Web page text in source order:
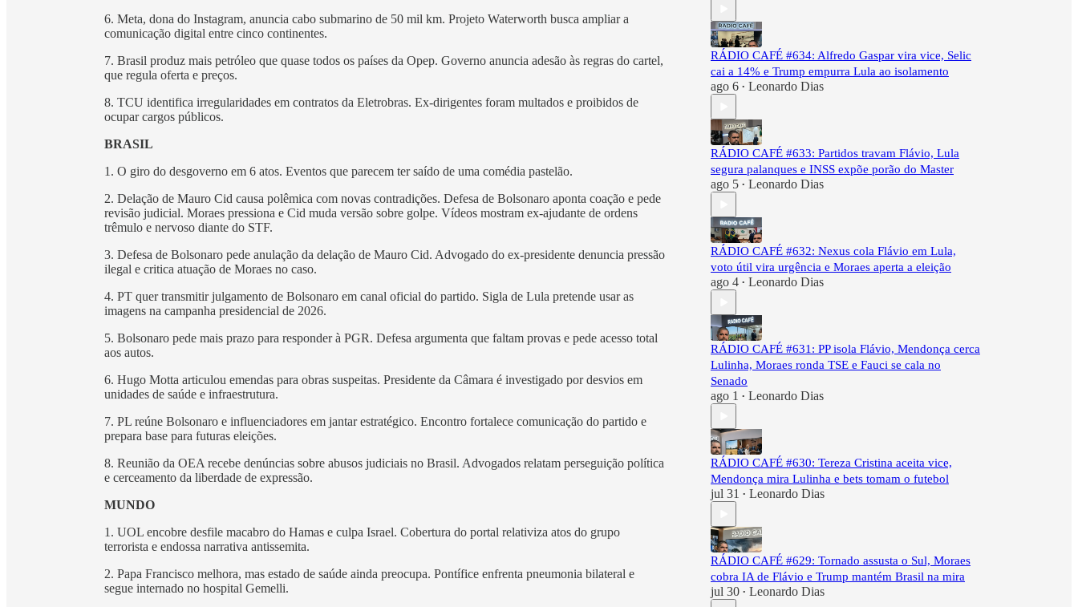
6. Meta, dona do Instagram, anuncia cabo submarino de 50 mil km. Projeto Waterworth busca ampliar a
comunicação digital entre cinco continentes.
7. Brasil produz mais petróleo que quase todos os países da Opep. Governo anuncia adesão às regras do cartel,
que regula oferta e preços.
8. TCU identifica irregularidades em contratos da Eletrobras. Ex-dirigentes foram multados e proibidos de
ocupar cargos públicos.
BRASIL
1. O giro do desgoverno em 6 atos. Eventos que parecem ter saído de uma comédia pastelão.
2. Delação de Mauro Cid causa polêmica com novas contradições. Defesa de Bolsonaro aponta coação e pede
revisão judicial. Moraes pressiona e Cid muda versão sobre golpe. Vídeos mostram ex-ajudante de ordens
trêmulo e nervoso diante do STF.
3. Defesa de Bolsonaro pede anulação da delação de Mauro Cid. Advogado do ex-presidente denuncia pressão
ilegal e critica atuação de Moraes no caso.
4. PT quer transmitir julgamento de Bolsonaro em canal oficial do partido. Sigla de Lula pretende usar as
imagens na campanha presidencial de 2026.
5. Bolsonaro pede mais prazo para responder à PGR. Defesa argumenta que faltam provas e pede acesso total
aos autos.
6. Hugo Motta articulou emendas para obras suspeitas. Presidente da Câmara é investigado por desvios em
unidades de saúde e infraestrutura.
7. PL reúne Bolsonaro e influenciadores em jantar estratégico. Encontro fortalece comunicação do partido e
prepara base para futuras eleições.
8. Reunião da OEA recebe denúncias sobre abusos judiciais no Brasil. Advogados relatam perseguição política
e cerceamento da liberdade de expressão.
MUNDO
1. UOL encobre desfile macabro do Hamas e culpa Israel. Cobertura do portal relativiza atos do grupo
terrorista e endossa narrativa antissemita.
2. Papa Francisco melhora, mas estado de saúde ainda preocupa. Pontífice enfrenta pneumonia bilateral e
segue internado no hospital Gemelli.
RÁDIO CAFÉ #634: Alfredo Gaspar vira vice, Selic
cai a 14% e Trump empurra Lula ao isolamento
ago 6 • Leonardo Dias
RÁDIO CAFÉ #633: Partidos travam Flávio, Lula
segura palanques e INSS expõe porão do Master
ago 5 • Leonardo Dias
RÁDIO CAFÉ #632: Nexus cola Flávio em Lula,
voto útil vira urgência e Moraes aperta a eleição
ago 4 • Leonardo Dias
RÁDIO CAFÉ #631: PP isola Flávio, Mendonça cerca
Lulinha, Moraes ronda TSE e Fauci se cala no
Senado
ago 1 • Leonardo Dias
RÁDIO CAFÉ #630: Tereza Cristina aceita vice,
Mendonça mira Lulinha e bets tomam o futebol
jul 31 • Leonardo Dias
RÁDIO CAFÉ #629: Tornado assusta o Sul, Moraes
cobra IA de Flávio e Trump mantém Brasil na mira
jul 30 • Leonardo Dias